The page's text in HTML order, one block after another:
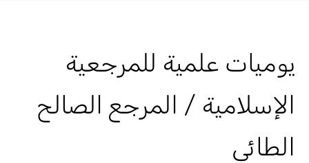
يوميات علمية للمرجعية
الإسلامية / المرجع الصالح
الطائي